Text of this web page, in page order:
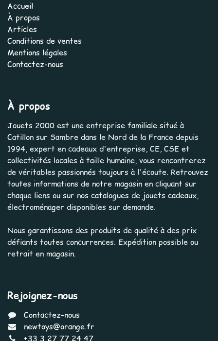
Accueil
À propos
Articles
Conditions de ventes
Mentions légales
Contactez-nous
À propos
Jouets 2000 est une entreprise familiale situé à
Catillon sur Sambre dans le Nord de la France depuis
1994, expert en cadeaux d'entreprise, CE, CSE et
collectivités locales à taille humaine, vous rencontrerez
de véritables passionnés toujours à l'écoute. Retrouvez
toutes informations de notre magasin en cliquant sur
chaque liens ou sur nos catalogues de jouets cadeaux,
électroménager disponibles sur demande.
Nous garantissons des produits de qualité à des prix
défiants toutes concurrences. Expédition possible ou
retrait en magasin.
Rejoignez-nous
Contactez-nous
newtoys@orange.fr
+33 3 27 77 24 47